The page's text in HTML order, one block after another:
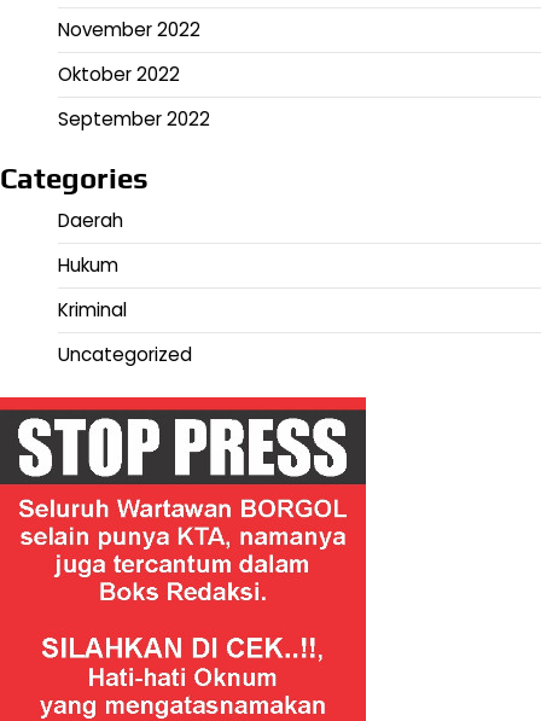
November 2022
Oktober 2022
September 2022
Categories
Daerah
Hukum
Kriminal
Uncategorized